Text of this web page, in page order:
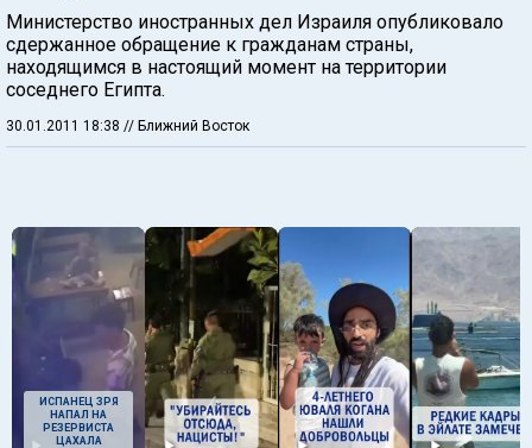
Министерство иностранных дел Израиля опубликовало
сдержанное обращение к гражданам страны,
находящимся в настоящий момент на территории
соседнего Египта.
30.01.2011 18:38 // Ближний Восток
ИСПАНЕЦ ЗРЯ
НАПАЛ НА
РЕЗЕРВИСТА
ЦАХАЛА